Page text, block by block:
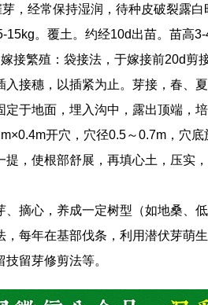
，经常保持湿润，待种皮破裂露
15kg。覆土。约经10d出苗。苗高
接繁殖：袋接法，于嫁接前20d剪
接穗，以插紧为止。芽接，春、
定于地面，埋入沟中，露出顶端，
开穴，穴径0.5～0.7m，穴
提，使根部舒展，再填心土，压实
、摘心，养成一定树型（如地桑、
，每年在基部伐条，利用潜伏芽萌
留芽修剪法等。